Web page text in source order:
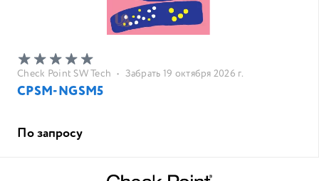
Check Point SW Tech • Забрать 19 октября 2026 г.
CPSM-NGSM5
По запросу